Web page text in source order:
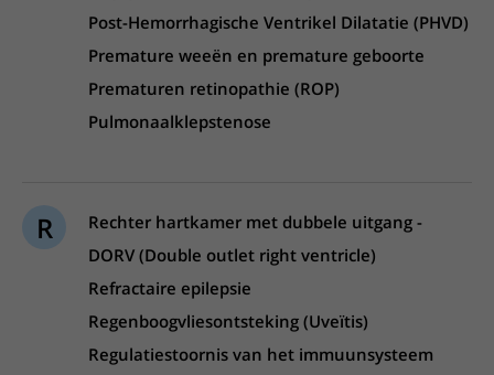
Post-Hemorrhagische Ventrikel Dilatatie (PHVD)
Premature weeën en premature geboorte
Prematuren retinopathie (ROP)
Pulmonaalklepstenose
R
Rechter hartkamer met dubbele uitgang -
DORV (Double outlet right ventricle)
Refractaire epilepsie
Regenboogvliesontsteking (Uveïtis)
Regulatiestoornis van het immuunsysteem